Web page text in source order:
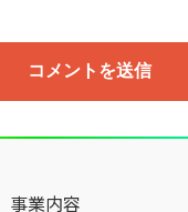
事業内容